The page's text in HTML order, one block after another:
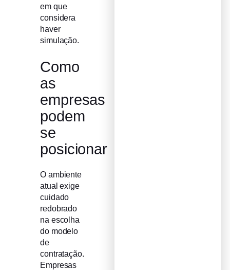
em que
considera
haver
simulação.
Como
as
empresas
podem
se
posicionar
O ambiente
atual exige
cuidado
redobrado
na escolha
do modelo
de
contratação.
Empresas